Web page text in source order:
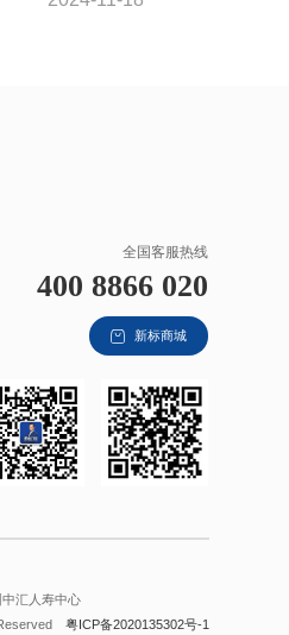
全国客服热线
400 8866 020
新标商城
汇人寿中心
粤ICP备2020135302号-1